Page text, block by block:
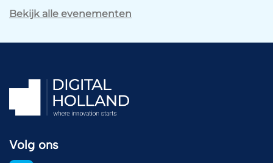
Bekijk alle evenementen
Volg ons